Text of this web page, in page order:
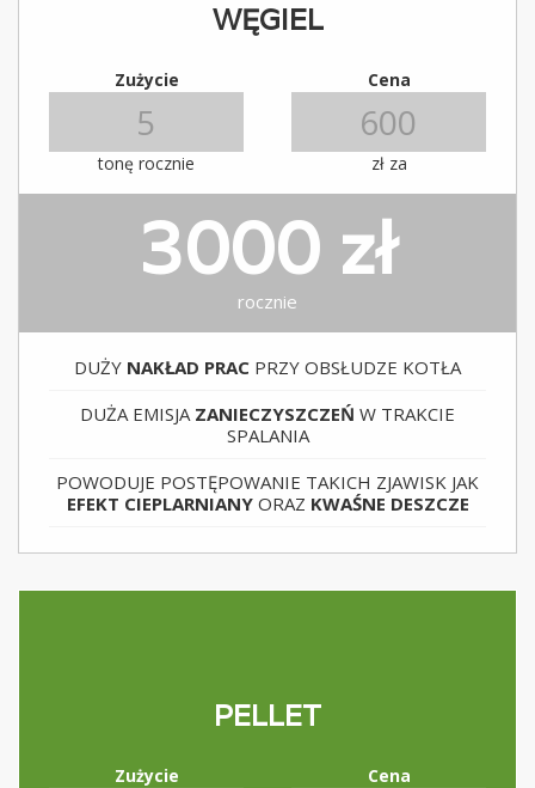
WĘGIEL
Zużycie Cena
tonę rocznie zł za
3000 zł
rocznie
DUŻY NAKŁAD PRAC PRZY OBSŁUDZE KOTŁA
DUŻA EMISJA ZANIECZYSZCZEŃ W TRAKCIE
SPALANIA
POWODUJE POSTĘPOWANIE TAKICH ZJAWISK JAK
EFEKT CIEPLARNIANYORAZ KWAŚNE DESZCZE
PELLET
Zużycie Cena